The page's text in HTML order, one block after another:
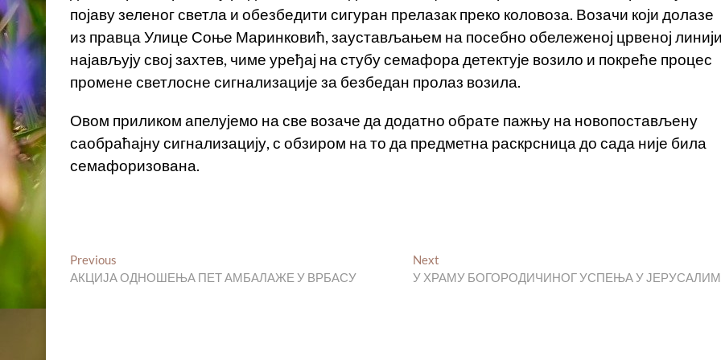
појаву зеленог светла и обезбедити сигуран прелазак преко коловоза. Возачи који долазе
из правца Улице Соње Маринковић, заустављањем на посебно обележеној црвеној
најављују свој захтев, чиме уређај на стубу семафора детектује возило и покреће процес
промене светлосне сигнализације за безбедан пролаз возила.
Овом приликом апелујемо на све возаче да додатно обрате пажњу на новопостављену
саобраћајну сигнализацију, с обзиром на то да предметна раскрсница до сада није била
семафоризована.
Кретање
чланка
Previous
post:
AКЦИЈА ОДНОШЕЊА ПЕТ АМБАЛАЖЕ У ВРБАСУ
Next
post:
У ХРАМУ БОГОРОДИЧИНОГ УСПЕЊА У